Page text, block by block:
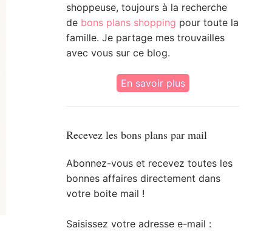
shoppeuse, toujours à la recherche
de bons plans shopping pour toute la
famille. Je partage mes trouvailles
avec vous sur ce blog.
En savoir plus
Recevez les bons plans par mail
Abonnez-vous et recevez toutes les
bonnes affaires directement dans
votre boite mail !
Saisissez votre adresse e-mail :